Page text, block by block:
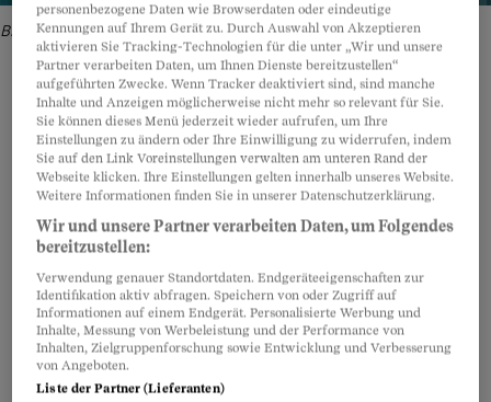
Bild: Crowdhouse
crowdhouse
Veröffentlicht am 14.04.2025 - 00:01 Uhr
Artikel teilen
WenncrowdhouseCEO Robert Plantak über die
Pläne seines Unternehmens spricht, funkeln
seine Augen. Das, was da in den Startlöchern
personenbezogene Daten wie Browserdaten oder eindeutige
Kennungen auf Ihrem Gerät zu. Durch Auswahl von Akzeptieren
aktivieren Sie Tracking-Technologien für die unter „Wir und unsere
Partner verarbeiten Daten, um Ihnen Dienste bereitzustellen“
aufgeführten Zwecke. Wenn Tracker deaktiviert sind, sind manche
Inhalte und Anzeigen möglicherweise nicht mehr so relevant für Sie.
Sie können dieses Menü jederzeit wieder aufrufen, um Ihre
Einstellungen zu ändern oder Ihre Einwilligung zu widerrufen, indem
Sie auf den Link Voreinstellungen verwalten am unteren Rand der
Webseite klicken. Ihre Einstellungen gelten innerhalb unseres Website.
Weitere Informationen finden Sie in unserer Datenschutzerklärung.
Wir und unsere Partner verarbeiten Daten, um Folgendes
bereitzustellen:
Verwendung genauer Standortdaten. Endgeräteeigenschaften zur
Identifikation aktiv abfragen. Speichern von oder Zugriff auf
Informationen auf einem Endgerät. Personalisierte Werbung und
Inhalte, Messung von Werbeleistung und der Performance von
Inhalten, Zielgruppenforschung sowie Entwicklung und Verbesserung
von Angeboten.
Liste der Partner (Lieferanten)